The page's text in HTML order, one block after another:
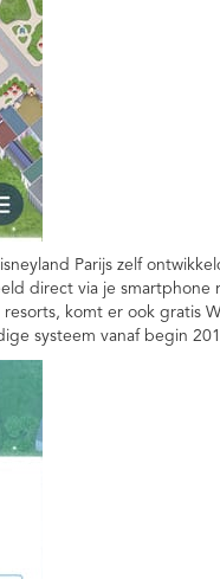
Parijs zelf
direct via je smartphone
komt er ook gratis
systeem vanaf begin